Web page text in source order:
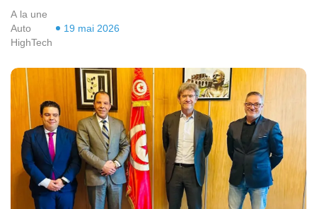
A la une
Auto
HighTech
19 mai 2026